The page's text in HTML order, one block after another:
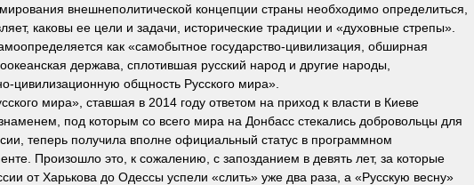
внешнеполитической концепции страны необходимо определиться,
каковы ее цели и задачи, исторические традиции и «духовные стрепы».
как «самобытное государство-цивилизация, обширная
держава, сплотившая русский народ и другие народы,
цивилизационную общность Русского мира».
мира», ставшая в 2014 году ответом на приход к власти в Киеве
под которым со всего мира на Донбасс стекались добровольцы для
теперь получила вполне официальный статус в программном
Произошло это, к сожалению, с запозданием в девять лет, за которые
от Харькова до Одессы успели «слить» уже два раза, а «Русскую весну»